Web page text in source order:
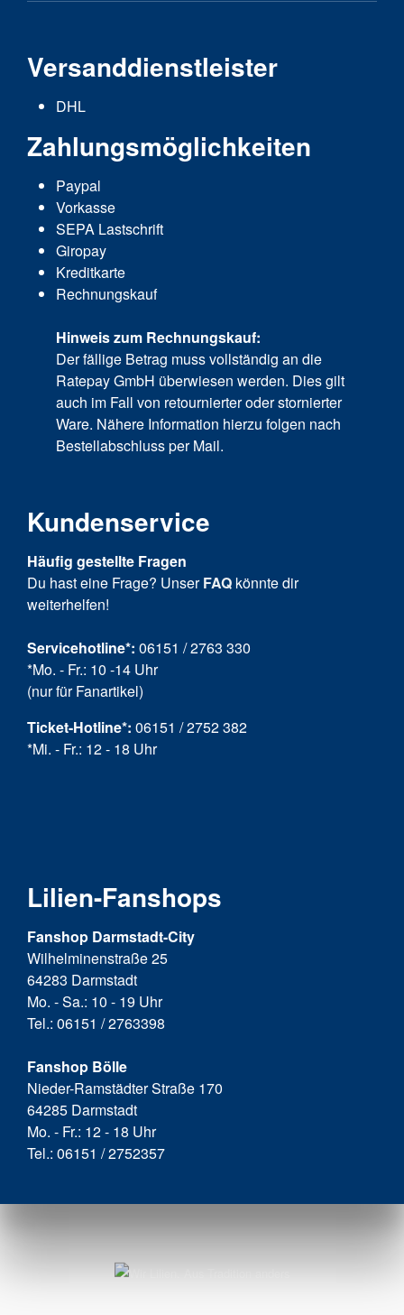
Versanddienstleister
DHL
Zahlungsmöglichkeiten
Paypal
Vorkasse
SEPA Lastschrift
Giropay
Kreditkarte
Rechnungskauf
Hinweis zum Rechnungskauf:
Der fällige Betrag muss vollständig an die
Ratepay GmbH überwiesen werden. Dies gilt
auch im Fall von retournierter oder stornierter
Ware. Nähere Information hierzu folgen nach
Bestellabschluss per Mail.
Kundenservice
Häufig gestellte Fragen
Du hast eine Frage? Unser FAQ könnte dir
weiterhelfen!
Servicehotline*: 06151 / 2763 330
*Mo. - Fr.: 10 -14 Uhr
(nur für Fanartikel)
Ticket-Hotline*: 06151 / 2752 382
*Mi. - Fr.: 12 - 18 Uhr
Lilien-Fanshops
Fanshop Darmstadt-City
Wilhelminenstraße 25
64283 Darmstadt
Mo. - Sa.: 10 - 19 Uhr
Tel.: 06151 / 2763398
Fanshop Bölle
Nieder-Ramstädter Straße 170
64285 Darmstadt
Mo. - Fr.: 12 - 18 Uhr
Tel.: 06151 / 2752357